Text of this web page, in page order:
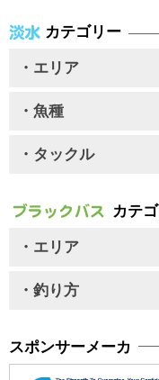
カテゴリー
・エリア
・魚種
・タックル
カテ
・エリア
・釣り方
スポンサーメーカ